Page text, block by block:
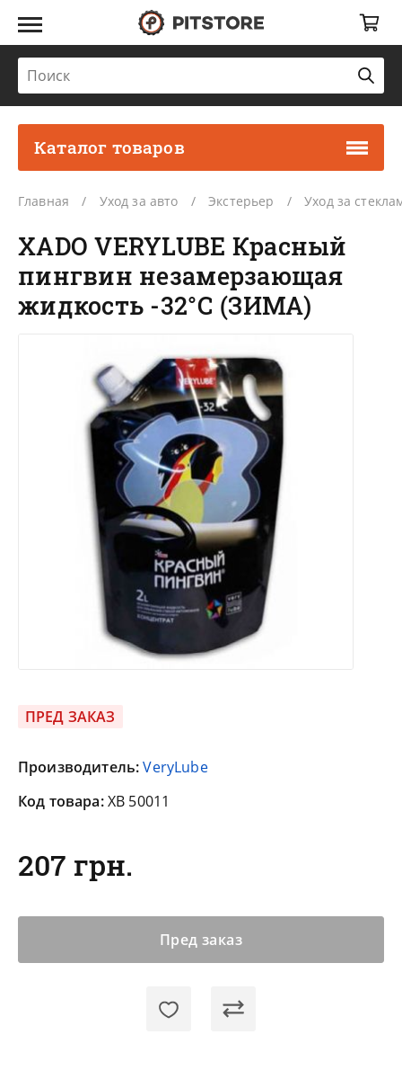
Каталог товаров
Главная Уход за авто Экстерьер Уход за
XADO VERYLUBE Красный
пингвин незамерзающая
жидкость -32°С (ЗИМА)
ПРЕД ЗАКАЗ
Производитель:VeryLube
Код товара:XB 50011
207 грн.
Пред заказ